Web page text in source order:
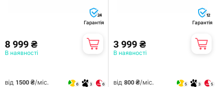
24
Гарантія
8 999 ₴
В наявності
від 1500 ₴/міс. 6 3 6
12
Гарантія
3 999 ₴
В наявності
від 800 ₴/міс. 5 3 5